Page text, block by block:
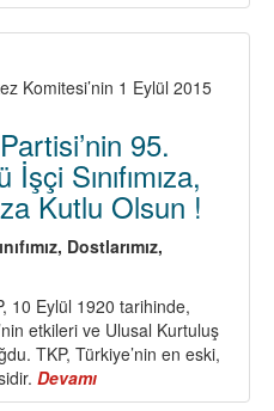
1
Kasım
Bir
Komitesi’nin 1 Eylül 2015
95.
Sınıfımıza,
Kutlu Olsun !
Dostlarımız,
10 Eylül 1920 tarihinde,
etkileri ve Ulusal Kurtuluş
TKP, Türkiye’nin en eski,
Devamı
Türkiye